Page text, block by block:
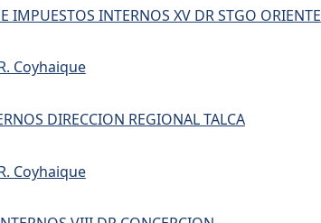
INTERNOS XV DR STGO ORIENTE
Coyhaique
DIRECCION REGIONAL TALCA
Coyhaique